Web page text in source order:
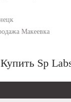
Макеевка
Sp